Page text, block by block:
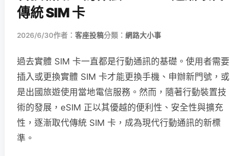
傳統 SIM 卡
2026/6/30作者： 客座投稿分類： 網路大小事
過去實體 SIM 卡一直都是行動通訊的基礎。使用者需要
插入或更換實體 SIM 卡才能更換手機、申辦新門號，或
是出國旅遊使用當地電信服務。然而，隨著行動裝置技
術的發展，eSIM 正以其優越的便利性、安全性與擴充
性，逐漸取代傳統 SIM 卡，成為現代行動通訊的新標
準。